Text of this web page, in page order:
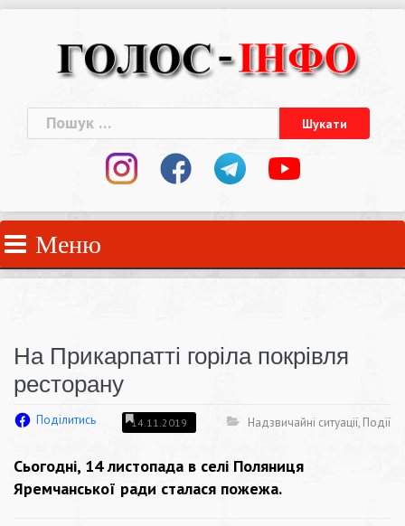
Пошук:
Меню
На Прикарпатті горіла покрівля
ресторану
Поділитись 14.11.2019 Надзвичайні ситуації, Події
Сьогодні, 14 листопада в селі Поляниця
Яремчанської ради сталася пожежа.